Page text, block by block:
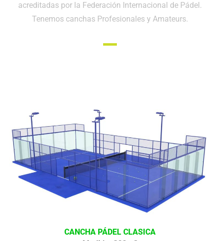
acreditadas por la Federación Internacional de Pádel.
Tenemos canchas Profesionales y Amateurs.
CANCHA PÁDEL CLASICA